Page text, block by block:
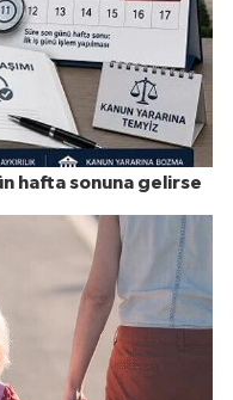
hafta sonuna gelirse